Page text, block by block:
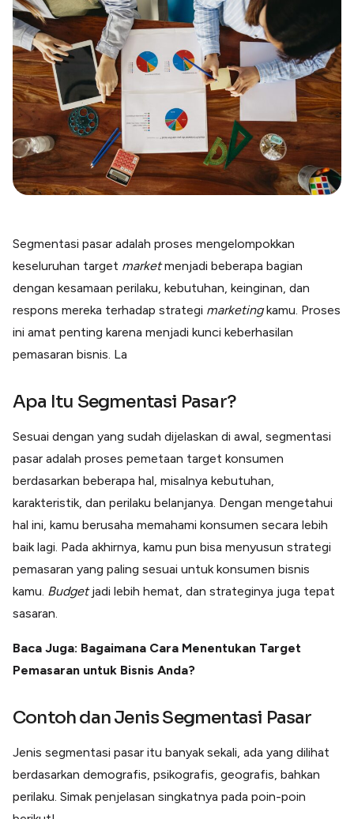
Paper XB
Bayar luar negeri pakai kartu kredit
Kartu Kredit Bisnis
Paper Card
Satu kartu untuk bisnis & personal
Paper Horizon
Kartu korporat expense terlengkap
Solusi Industri
Konstruksi
Kelola Pembayaran Termin Proyek
Health & Beauty
Lainnya
Integrasi Accurate
Integrasi Paper dengan Accurate
Blog
Kumpulan tips dan informasi bisnis
Segmentasi pasar adalah proses mengelompokkan
keseluruhan target marketmenjadi beberapa bagian
dengan kesamaan perilaku, kebutuhan, keinginan, dan
respons mereka terhadap strategi marketingkamu. Proses
ini amat penting karena menjadi kunci keberhasilan
pemasaran bisnis. La
Apa Itu Segmentasi Pasar?
Sesuai dengan yang sudah dijelaskan di awal, segmentasi
pasar adalah proses pemetaan target konsumen
berdasarkan beberapa hal, misalnya kebutuhan,
karakteristik, dan perilaku belanjanya. Dengan mengetahui
hal ini, kamu berusaha memahami konsumen secara lebih
baik lagi. Pada akhirnya, kamu pun bisa menyusun strategi
pemasaran yang paling sesuai untuk konsumen bisnis
kamu. Budgetjadi lebih hemat, dan strateginya juga tepat
sasaran.
Baca Juga: Bagaimana Cara Menentukan Target
Pemasaran untuk Bisnis Anda?
Contoh dan Jenis Segmentasi Pasar
Jenis segmentasi pasar itu banyak sekali, ada yang dilihat
berdasarkan demografis, psikografis, geografis, bahkan
perilaku. Simak penjelasan singkatnya pada poin-poin